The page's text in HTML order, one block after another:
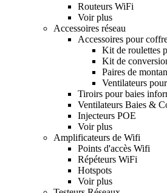
Routeurs WiFi
Voir plus
Accessoires réseau
Accessoires pour
Kit de roulettes
Kit de
Paires de
Ventilateurs
Tiroirs pour baies
Ventilateurs Baies &
Injecteurs POE
Voir plus
Amplificateurs de Wifi
Points d'accès Wifi
Répéteurs WiFi
Hotspots
Voir plus